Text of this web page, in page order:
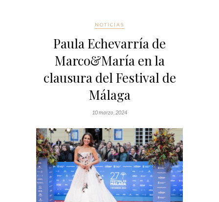
NOTICIAS
Paula Echevarría de
Marco&María en la
clausura del Festival de
Málaga
10 marzo, 2024